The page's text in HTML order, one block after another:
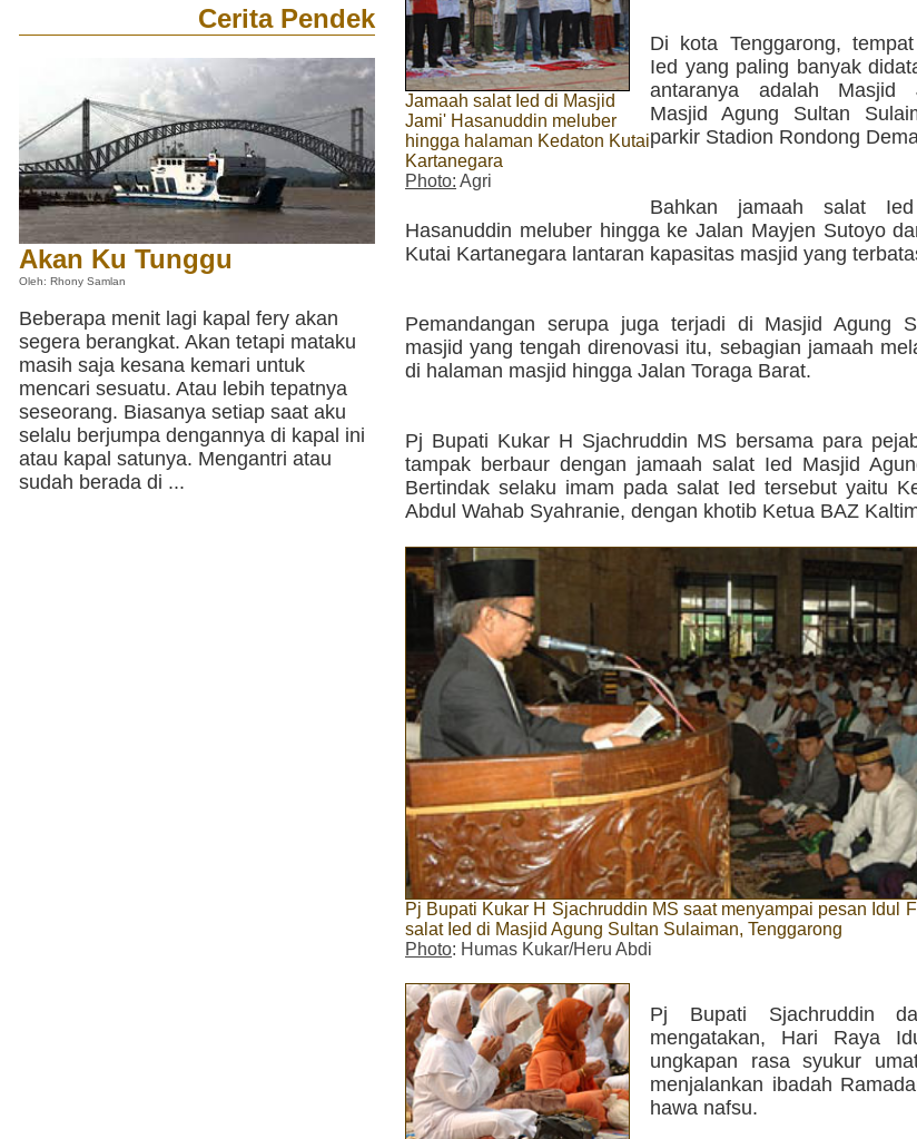
Cerita Pendek
Akan Ku Tunggu
Oleh: Rhony Samlan
Beberapa menit lagi kapal fery akan
segera berangkat. Akan tetapi mataku
masih saja kesana kemari untuk
mencari sesuatu. Atau lebih tepatnya
seseorang. Biasanya setiap saat aku
selalu berjumpa dengannya di kapal ini
atau kapal satunya. Mengantri atau
sudah berada di ...
Jamaah salat Ied di Masjid
Jami' Hasanuddin meluber
hingga halaman Kedaton Kutai
Kartanegara
Photo: Agri
Di kota Tenggarong,
Ied yang paling banyak
antaranya adalah Masjid
Masjid Agung Sultan
parkir Stadion Rondong
Bahkan jamaah salat
Hasanuddin meluber hingga ke Jalan Mayjen Sutoyo
Kutai Kartanegara lantaran kapasitas masjid yang
Pemandangan serupa juga terjadi di Masjid Agung
masjid yang tengah direnovasi itu, sebagian jamaah
di halaman masjid hingga Jalan Toraga Barat.
Pj Bupati Kukar H Sjachruddin MS bersama para
tampak berbaur dengan jamaah salat Ied Masjid
Bertindak selaku imam pada salat Ied tersebut yaitu
Abdul Wahab Syahranie, dengan khotib Ketua BAZ
Pj Bupati Kukar H Sjachruddin MS saat menyampai pesan Idul
salat Ied di Masjid Agung Sultan Sulaiman, Tenggarong
Photo: Humas Kukar/Heru Abdi
Pj Bupati Sjachruddin
mengatakan, Hari Raya
ungkapan rasa syukur
menjalankan ibadah
hawa nafsu.